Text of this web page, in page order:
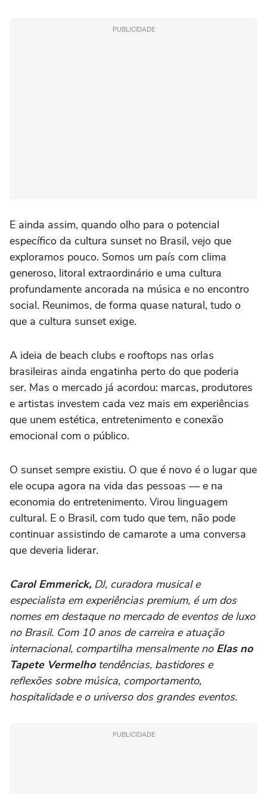
PUBLICIDADE
E ainda assim, quando olho para o potencial
específico da cultura sunset no Brasil, vejo que
exploramos pouco. Somos um país com clima
generoso, litoral extraordinário e uma cultura
profundamente ancorada na música e no encontro
social. Reunimos, de forma quase natural, tudo o
que a cultura sunset exige.
A ideia de beach clubs e rooftops nas orlas
brasileiras ainda engatinha perto do que poderia
ser. Mas o mercado já acordou: marcas, produtores
e artistas investem cada vez mais em experiências
que unem estética, entretenimento e conexão
emocional com o público.
O sunset sempre existiu. O que é novo é o lugar que
ele ocupa agora na vida das pessoas — e na
economia do entretenimento. Virou linguagem
cultural. E o Brasil, com tudo que tem, não pode
continuar assistindo de camarote a uma conversa
que deveria liderar.
Carol Emmerick, DJ, curadora musical e
especialista em experiências premium, é um dos
nomes em destaque no mercado de eventos de luxo
no Brasil. Com 10 anos de carreira e atuação
internacional, compartilha mensalmente no Elas no
Tapete Vermelhotendências, bastidores e
reflexões sobre música, comportamento,
hospitalidade e o universo dos grandes eventos.
PUBLICIDADE